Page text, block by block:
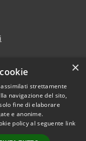
© 2026 • Comune di
Treviglio • Powered by
•Accesso
redazione
×
strettamente
navigazione del sito,
fine di elaborare
e anonime.
policy al seguente link